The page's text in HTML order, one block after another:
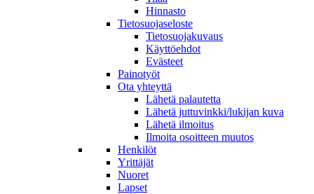
Hinnasto
Tietosuojaseloste
Tietosuojakuvaus
Käyttöehdot
Evästeet
Painotyöt
Ota yhteyttä
Lähetä palautetta
Lähetä juttuvinkki/lukijan kuva
Lähetä ilmoitus
Ilmoita osoitteen muutos
Henkilöt
Yrittäjät
Nuoret
Lapset